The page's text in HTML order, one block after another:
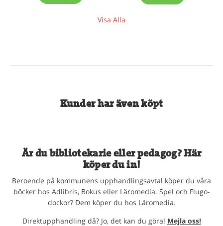
Visa Alla
Kunder har även köpt
Är du bibliotekarie eller pedagog? Här
köper du in!
Beroende på kommunens upphandlingsavtal köper du våra
böcker hos Adlibris, Bokus eller Läromedia. Spel och Flugo-
dockor? Dem köper du hos Läromedia.
Direktupphandling då? Jo, det kan du göra! Mejla oss!